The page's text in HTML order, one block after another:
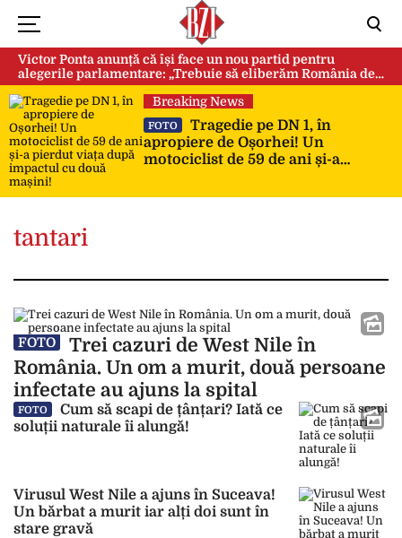
Victor Ponta anunță că își face un nou partid pentru
alegerile parlamentare: „Trebuie să eliberăm România de
această sectă globalistă”
Breaking News
FOTO
Tragedie pe DN 1, în
apropiere de Oșorhei! Un
motociclist de 59 de ani și-a
două mașini!
tantari
FOTO
Trei cazuri de West Nile în
România. Un om a murit, două persoane
infectate au ajuns la spital
FOTO
Cum să scapi de țânțari? Iată ce
soluții naturale îi alungă!
Virusul West Nile a ajuns în Suceava!
Un bărbat a murit iar alți doi sunt în
stare gravă